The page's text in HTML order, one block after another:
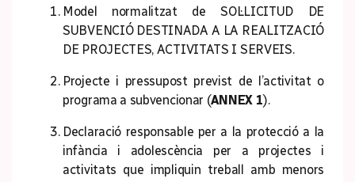
Model normalitzat de SOL·LICITUD DE
SUBVENCIÓ DESTINADA A LA REALITZACIÓ
DE PROJECTES, ACTIVITATS I SERVEIS.
Projecte i pressupost previst de l’activitat o
programa a subvencionar (ANNEX 1).
Declaració responsable per a la protecció a la
infància i adolescència per a projectes i
activitats que impliquin treball amb menors